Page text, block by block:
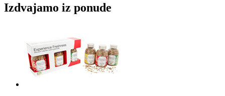
Izdvajamo iz ponude